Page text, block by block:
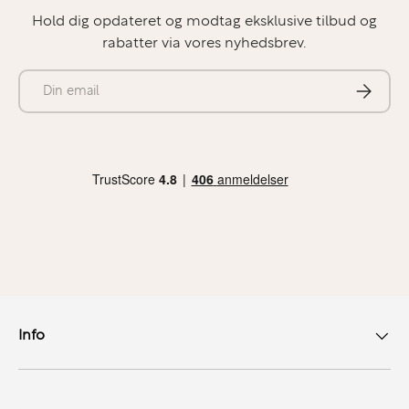
Hold dig opdateret og modtag eksklusive tilbud og
rabatter via vores nyhedsbrev.
E-mail
Abonner
Info